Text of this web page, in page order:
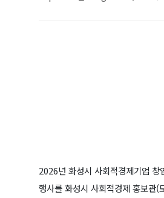
2026년 화성시 사회적경제기업
행사를 화성시 사회적경제 홍보관(